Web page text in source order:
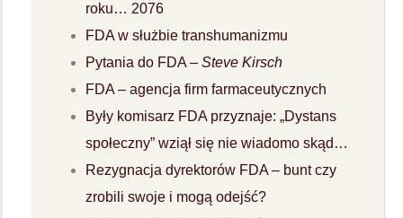
roku… 2076
FDA w służbie transhumanizmu
Pytania do FDA – Steve Kirsch
FDA – agencja firm farmaceutycznych
Były komisarz FDA przyznaje: „Dystans
społeczny” wziął się nie wiadomo skąd…
Rezygnacja dyrektorów FDA – bunt czy
zrobili swoje i mogą odejść?